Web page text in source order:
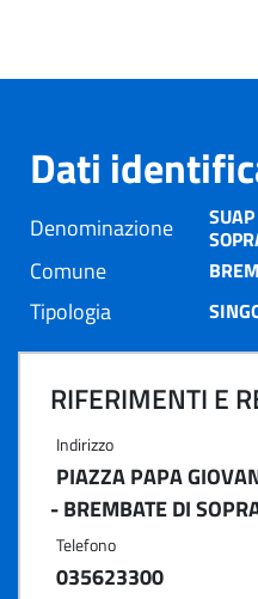
Dati
Denominazione
Comune
Tipologia
RIFERIMENTI E
Indirizzo
PIAZZA PAPA
- BREMBATE DI
Telefono
035623300